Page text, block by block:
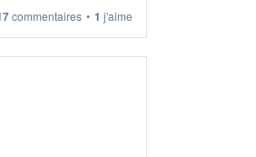
commentaires • 1 j'aime